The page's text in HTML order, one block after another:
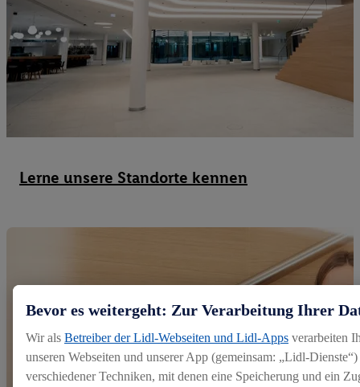
Lerne unsere Standorte kennen
Bevor es weitergeht: Zur Verarbeitung Ihrer
Wir als Betreiber der Lidl-Webseiten und Lidl-Apps verarbeiten
unseren Webseiten und unserer App (gemeinsam: „Lidl-
verschiedener Techniken, mit denen eine Speicherung und ein